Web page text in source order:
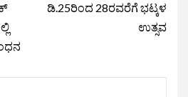
ಡಿ.25ರಿಂದ 28ರವರೆಗೆ ಭಟ್ಕಳ
ಉತ್ಸವ